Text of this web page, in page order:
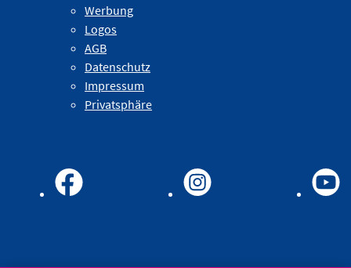
Werbung
Logos
AGB
Datenschutz
Impressum
Privatsphäre